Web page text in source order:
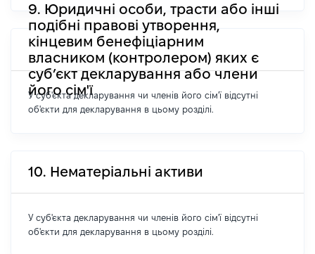
9. Юридичні особи, трасти або інші
подібні правові утворення,
кінцевим бенефіціарним
власником (контролером) яких є
суб’єкт декларування або члени
його сім'ї
У суб'єкта декларування чи членів його сім'ї відсутні
об'єкти для декларування в цьому розділі.
10. Нематеріальні активи
У суб'єкта декларування чи членів його сім'ї відсутні
об'єкти для декларування в цьому розділі.